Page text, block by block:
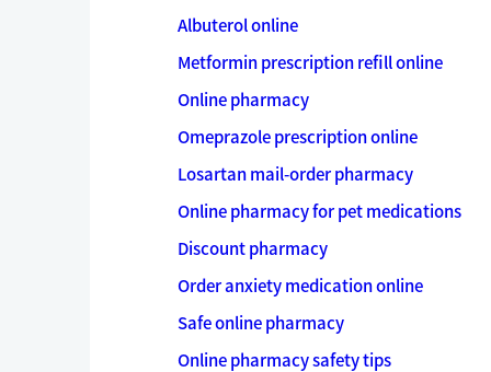
Albuterol online
Metformin prescription refill online
Online pharmacy
Omeprazole prescription online
Losartan mail-order pharmacy
Online pharmacy for pet medications
Discount pharmacy
Order anxiety medication online
Safe online pharmacy
Online pharmacy safety tips